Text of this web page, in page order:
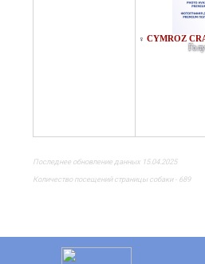
♀ CYMROZ
Последнее обновление данных 15.04.2025
Количество посещений страницы собаки - 689